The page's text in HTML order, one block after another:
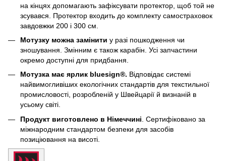
на кінцях допомагають зафіксувати протектор, щоб той не
зсувався. Протектор входить до комплекту самостраховок
завдовжки 200 і 300 см.
Мотузку можна замінити у разі пошкодження чи
зношування. Змінним є також карабін. Усі запчастини
окремо доступні для придбання.
Мотузка має ярлик bluesign®. Відповідає системі
найвимогливіших екологічних стандартів для текстильної
промисловості, розробленій у Швейцарії й визнаній в
усьому світі.
Продукт виготовлено в Німеччині . Сертифіковано за
міжнародним стандартом безпеки для засобів
позиціювання на висоті.